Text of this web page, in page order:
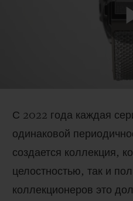
С 2022 года каждая
одинаковой
создается коллекция,
целостностью, так и
коллекционеров это